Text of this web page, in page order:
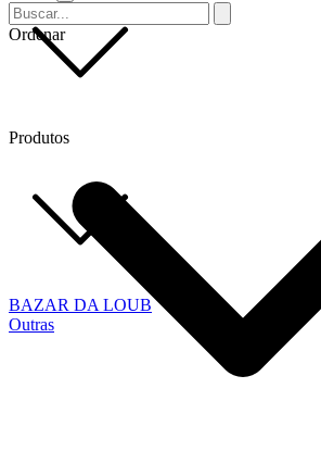
Produtos
BAZAR DA LOUB
Outras
Ordenar